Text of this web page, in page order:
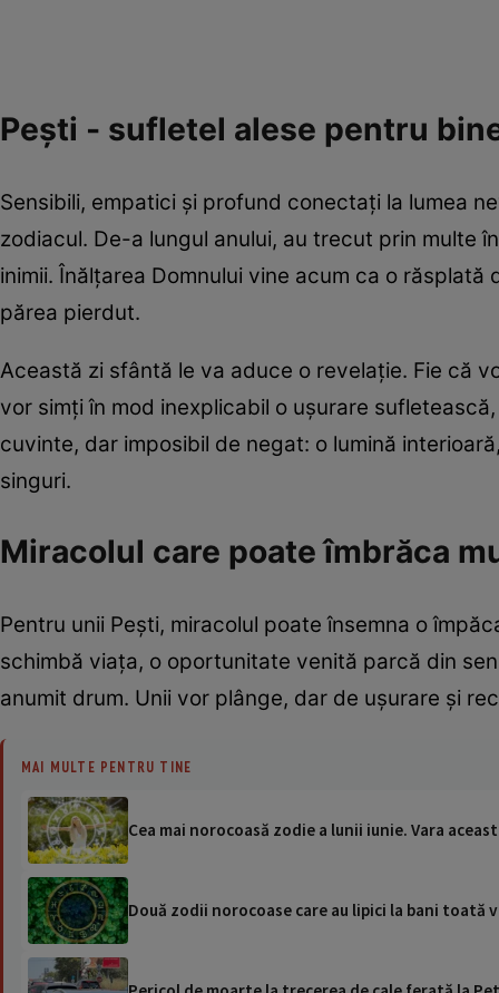
Pești - sufletel alese pentru
Sensibili, empatici și profund conectați la lumea
zodiacul. De-a lungul anului, au trecut prin multe
inimii. Înălțarea Domnului vine acum ca o
părea pierdut.
Această zi sfântă le va aduce o revelație. Fie că
vor simți în mod inexplicabil o ușurare
cuvinte, dar imposibil de negat: o lumină
singuri.
Miracolul care poate îmbrăca
Pentru unii Pești, miracolul poate însemna o
schimbă viața, o oportunitate venită parcă din
anumit drum. Unii vor plânge, dar de ușurare și
MAI MULTE PENTRU TINE
Cea mai norocoasă zodie a lunii iunie. Vara
Două zodii norocoase care au lipici la bani